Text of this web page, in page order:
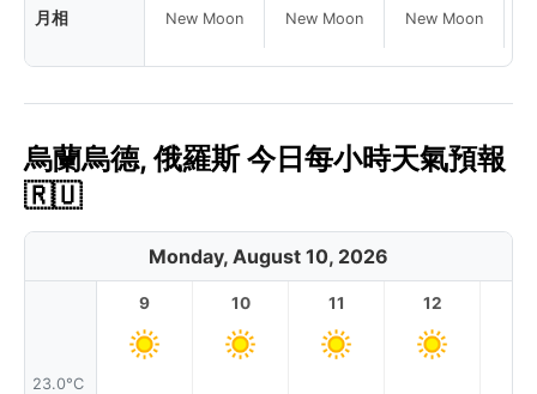
月相 New Moon New Moon New Moon
烏蘭烏德, 俄羅斯 今日每小時天氣預報
🇷🇺
Monday, August 10, 2026
23.0°C
9 10 11 12